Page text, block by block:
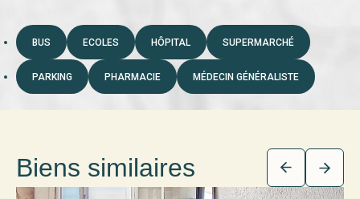
BUS ECOLES HÔPITAL SUPERMARCHÉ
PARKING PHARMACIE MÉDECIN GÉNÉRALISTE
Biens similaires